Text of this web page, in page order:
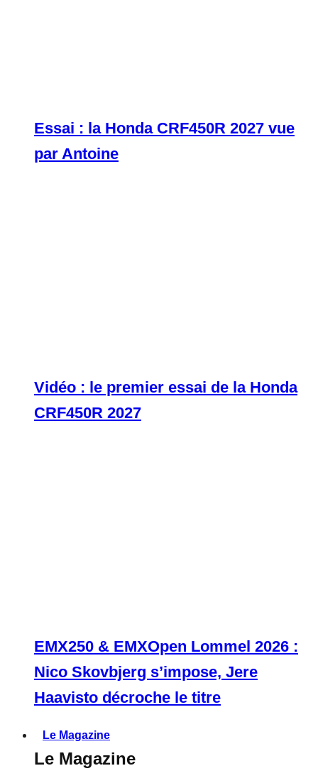
Essai : la Honda CRF450R 2027 vue
par Antoine
Vidéo : le premier essai de la Honda
CRF450R 2027
EMX250 & EMXOpen Lommel 2026 :
Nico Skovbjerg s’impose, Jere
Haavisto décroche le titre
Le Magazine
Le Magazine